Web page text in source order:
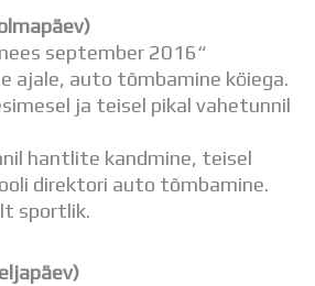
september 2016“
ajale, auto tõmbamine köiega.
ja teisel pikal vahetunnil
hantlite kandmine, teisel
direktori auto tõmbamine.
sportlik.